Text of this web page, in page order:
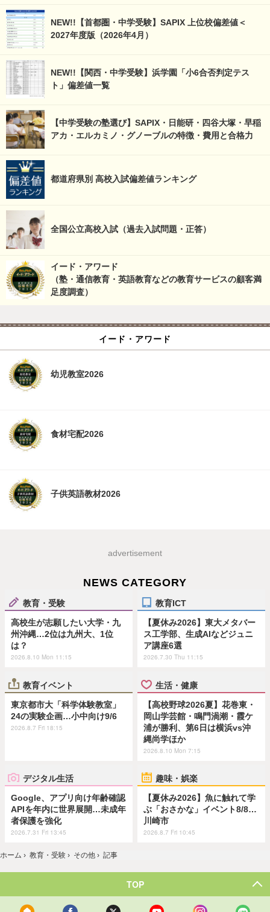
NEW!!【首都圏・中学受験】SAPIX 上位校偏差値＜
2027年度版（2026年4月）
NEW!!【関西・中学受験】浜学園「小6合否判定テス
ト」偏差値一覧
【中学受験の塾選び】SAPIX・日能研・四谷大塚・早稲
アカ・エルカミノ・グノーブルの特徴・費用と合格力
都道府県別 高校入試偏差値ランキング
全国公立高校入試（過去入試問題・正答）
イード・アワード
（塾・通信教育・英語教育などの教育サービスの顧客満
足度調査）
イード・アワード
幼児教室2026
食材宅配2026
子供英語教材2026
advertisement
NEWS CATEGORY
教育・受験
高校生が志願したい大学・九
州沖縄…2位は九州大、1位
は？
2026.8.10 Mon 11:15
教育ICT
【夏休み2026】東大メタバー
ス工学部、生成AIなどジュニ
ア講座6選
2026.7.30 Thu 11:15
教育イベント
東京都市大「科学体験教室」
24の実験企画…小中向け9/6
2026.8.7 Fri 18:15
生活・健康
【高校野球2026夏】花巻東・
岡山学芸館・鳴門渦潮・霞ケ
浦が勝利、第6日は横浜vs沖
縄尚学ほか
2026.8.10 Mon 7:15
デジタル生活
Google、アプリ向け年齢確認
APIを年内に世界展開…未成年
者保護を強化
2026.7.31 Fri 13:45
趣味・娯楽
【夏休み2026】魚に触れて学
ぶ「おさかな」イベント8/8…
川崎市
2026.8.7 Fri 10:45
ホーム › 教育・受験 › その他 › 記事
TOP